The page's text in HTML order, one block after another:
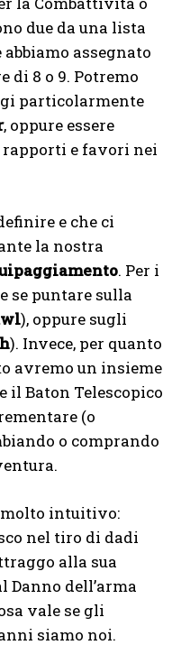
due da una lista
assegnato
di 8 o 9. Potremo
particolarmente
, oppure essere
rapporti e favori nei
e che ci
la nostra
. Per i
se puntare sulla
), oppure sugli
). Invece, per quanto
avremo un insieme
il Baton Telescopico
(o
o comprando
molto intuitivo:
nel tiro di dadi
alla sua
Danno dell’arma
vale se gli
siamo noi.